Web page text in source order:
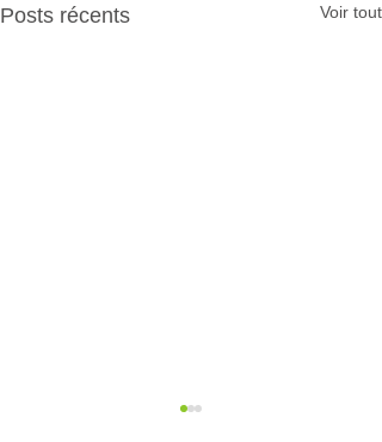
Posts récents Voir tout